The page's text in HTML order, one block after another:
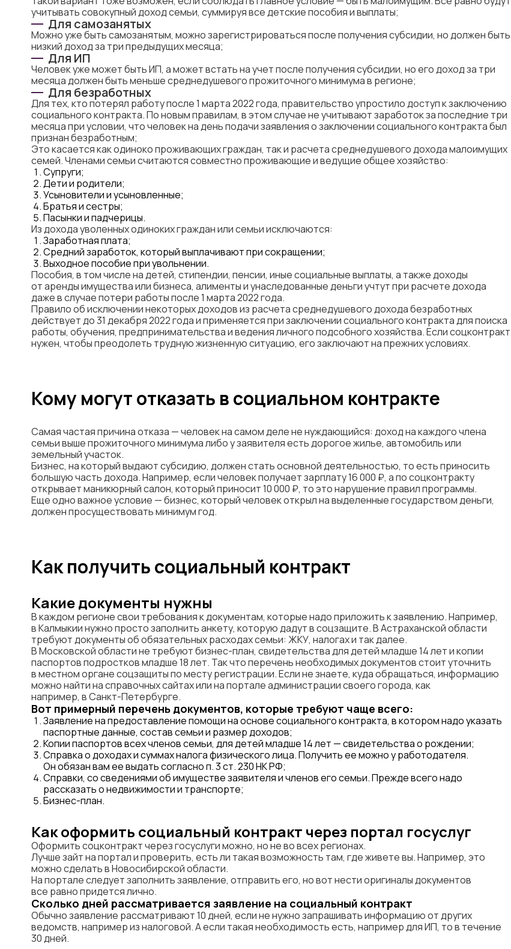
учитывать совокупный доход семьи, суммируя все детские пособия и выплаты;
Для самозанятых
Можно уже быть самозанятым, можно зарегистрироваться после получения субсидии, но должен быть
низкий доход за три предыдущих месяца;
Для ИП
Человек уже может быть ИП, а может встать на учет после получения субсидии, но его доход за три
месяца должен быть меньше среднедушевого прожиточного минимума в регионе;
Для безработных
Для тех, кто потерял работу после 1 марта 2022 года, правительство упростило доступ к заключению
социального контракта. По новым правилам, в этом случае не учитывают заработок за последние три
месяца при условии, что человек на день подачи заявления о заключении социального контракта был
признан безработным;
Это касается как одиноко проживающих граждан, так и расчета среднедушевого дохода малоимущих
семей. Членами семьи считаются совместно проживающие и ведущие общее хозяйство:
Супруги;
Дети и родители;
Усыновители и усыновленные;
Братья и сестры;
Пасынки и падчерицы.
Из дохода уволенных одиноких граждан или семьи исключаются:
Заработная плата;
Средний заработок, который выплачивают при сокращении;
Выходное пособие при увольнении.
Пособия, в том числе на детей, стипендии, пенсии, иные социальные выплаты, а также доходы
от аренды имущества или бизнеса, алименты и унаследованные деньги учтут при расчете дохода
даже в случае потери работы после 1 марта 2022 года.
Правило об исключении некоторых доходов из расчета среднедушевого дохода безработных
действует до 31 декабря 2022 года и применяется при заключении социального контракта для поиска
работы, обучения, предпринимательства и ведения личного подсобного хозяйства. Если соцконтракт
нужен, чтобы преодолеть трудную жизненную ситуацию, его заключают на прежних условиях.
Кому могут отказать в социальном контракте
Самая частая причина отказа — человек на самом деле не нуждающийся: доход на каждого члена
семьи выше прожиточного минимума либо у заявителя есть дорогое жилье, автомобиль или
земельный участок.
Бизнес, на который выдают субсидию, должен стать основной деятельностью, то есть приносить
большую часть дохода. Например, если человек получает зарплату 16 000 ₽, а по соцконтракту
открывает маникюрный салон, который приносит 10 000 ₽, то это нарушение правил программы.
Еще одно важное условие — бизнес, который человек открыл на выделенные государством деньги,
должен просуществовать минимум год.
Как получить социальный контракт
Какие документы нужны
В каждом регионе свои требования к документам, которые надо приложить к заявлению. Например,
в Калмыкии нужно просто заполнить анкету, которую дадут в соцзащите. В Астраханской области
требуют документы об обязательных расходах семьи: ЖКУ, налогах и так далее.
В Московской области не требуют бизнес-план, свидетельства для детей младше 14 лет и копии
паспортов подростков младше 18 лет. Так что перечень необходимых документов стоит уточнить
в местном органе соцзащиты по месту регистрации. Если не знаете, куда обращаться, информацию
можно найти на справочных сайтах или на портале администрации своего города, как
например, в Санкт-Петербурге.
Вот примерный перечень документов, которые требуют чаще всего:
Заявление на предоставление помощи на основе социального контракта, в котором надо указать
паспортные данные, состав семьи и размер доходов;
Копии паспортов всех членов семьи, для детей младше 14 лет — свидетельства о рождении;
Справка о доходах и суммах налога физического лица. Получить ее можно у работодателя.
Он обязан вам ее выдать согласно п. 3 ст. 230 НК РФ;
Справки, со сведениями об имуществе заявителя и членов его семьи. Прежде всего надо
рассказать о недвижимости и транспорте;
Бизнес-план.
Как оформить социальный контракт через портал госуслуг
Оформить соцконтракт через госуслуги можно, но не во всех регионах.
Лучше зайт на портал и проверить, есть ли такая возможность там, где живете вы. Например, это
можно сделать в Новосибирской области.
На портале следует заполнить заявление, отправить его, но вот нести оригиналы документов
все равно придется лично.
Сколько дней рассматривается заявление на социальный контракт
Обычно заявление рассматривают 10 дней, если не нужно запрашивать информацию от других
ведомств, например из налоговой. А если такая необходимость есть, например для ИП, то в течение
30 дней.